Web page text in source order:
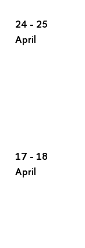
24 - 25
April
17 - 18
April